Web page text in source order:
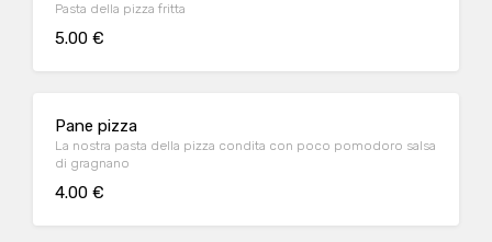
Pasta della pizza fritta
5.00 €
Pane pizza
La nostra pasta della pizza condita con poco pomodoro salsa
di gragnano
4.00 €